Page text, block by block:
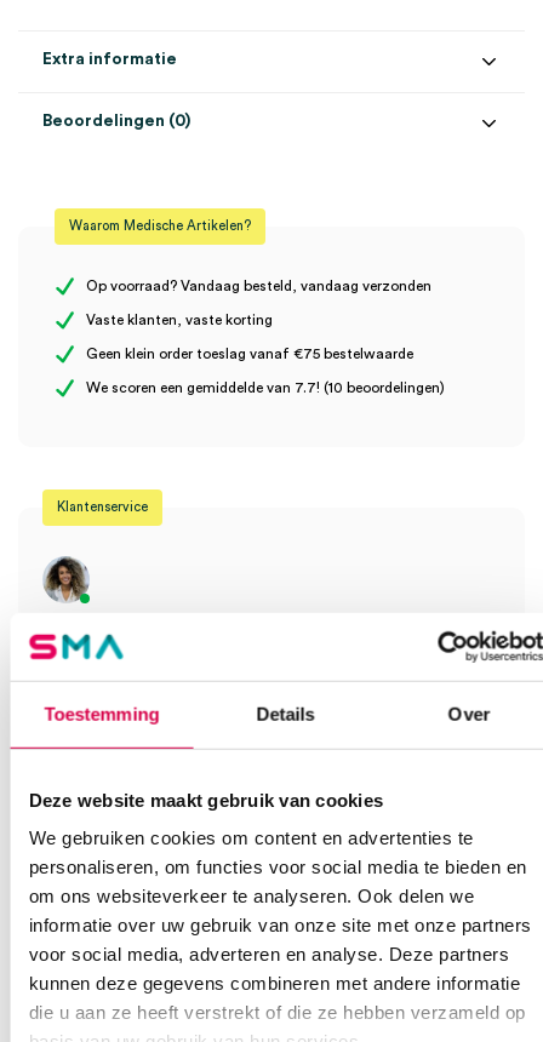
Toestemming Details Over
Deze website maakt gebruik van cookies
We gebruiken cookies om content en advertenties te
personaliseren, om functies voor social media te bieden en
om ons websiteverkeer te analyseren. Ook delen we
informatie over uw gebruik van onze site met onze partners
voor social media, adverteren en analyse. Deze partners
kunnen deze gegevens combineren met andere informatie
die u aan ze heeft verstrekt of die ze hebben verzameld op
Extra informatie
Steriel onsteriel
Uitvoering
Beoordelingen (0)
Er zijn nog geen beoordelingen.
wondpleister, 4cm x 5m (1)” te beoordelen
Waarom Medische Artikelen?
Op voorraad? Vandaag besteld, vandaag verzonden
Vaste klanten, vaste korting
Geen klein order toeslag vanaf €75 bestelwaarde
We scoren een gemiddelde van 7.7! (10 beoordelingen)
Klantenservice
Heb je een vraag?
Anca helpt je!
Vind je antwoord snel en makkelijk op onze klantenservice pagina.
Of contacteer ons via een van de onderstaande opties.
Bel Anca